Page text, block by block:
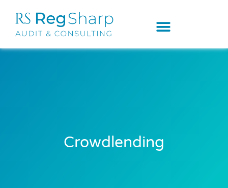
Crowdlending